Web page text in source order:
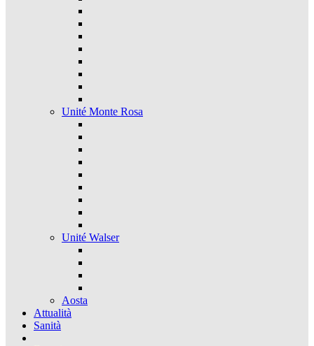
Unité Monte Rosa
Unité Walser
Aosta
Attualità
Sanità